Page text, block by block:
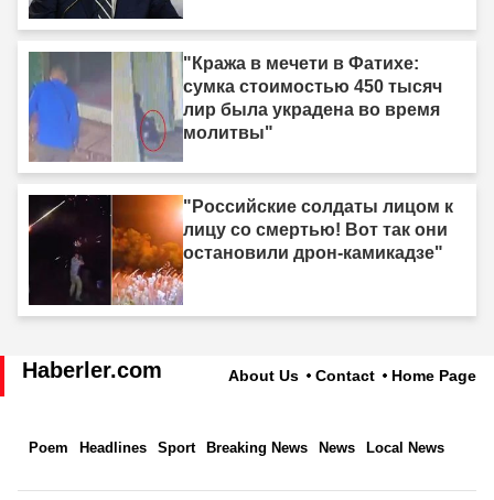
"Кража в мечети в Фатихе:
сумка стоимостью 450 тысяч
лир была украдена во время
молитвы"
"Российские солдаты лицом к
лицу со смертью! Вот так они
остановили дрон-камикадзе"
Haberler.com About Us Contact Home Page
Poem Headlines Sport Breaking News News Local News